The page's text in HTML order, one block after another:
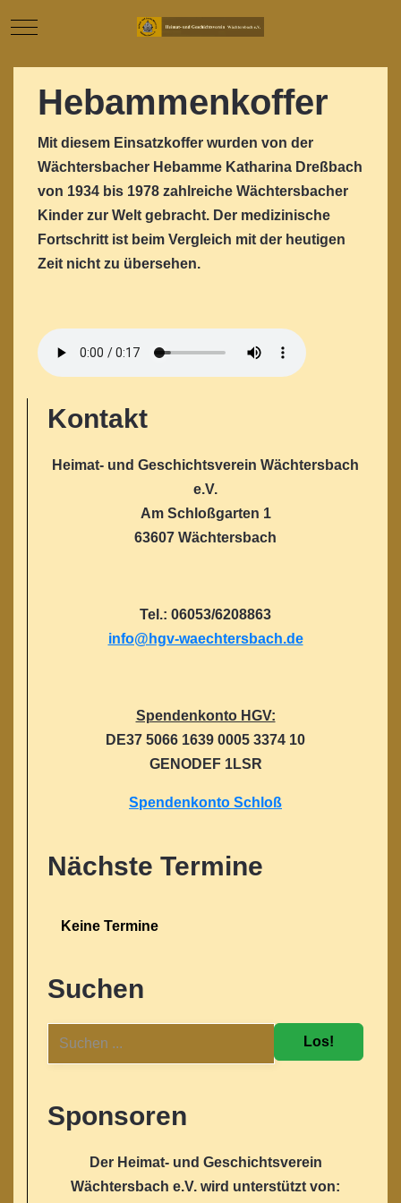
Mobile Menu Toggle
Hebammenkoffer
Mit diesem Einsatzkoffer wurden von der
Wächtersbacher Hebamme Katharina Dreßbach
von 1934 bis 1978 zahlreiche Wächtersbacher
Kinder zur Welt gebracht. Der medizinische
Fortschritt ist beim Vergleich mit der heutigen
Zeit nicht zu übersehen.
Kontakt
Heimat- und Geschichtsverein Wächtersbach
e.V.
Am Schloßgarten 1
63607 Wächtersbach
Tel.: 06053/6208863
info@hgv-waechtersbach.de
Spendenkonto HGV:
DE37 5066 1639 0005 3374 10
GENODEF 1LSR
Spendenkonto Schloß
Nächste Termine
Keine Termine
Suchen
Los!
Sponsoren
Der Heimat- und Geschichtsverein
Wächtersbach e.V. wird unterstützt von: